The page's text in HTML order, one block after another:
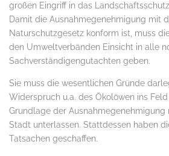
großen Eingriff in das
Damit die Ausnahmegenehmigung mit
Naturschutzgesetz konform ist, muss
den Umweltverbänden Einsicht in alle
Sachverständigengutachten geben.
Sie muss die wesentlichen Gründe
Widerspruch u.a. des Ökolöwen ins
Grundlage der Ausnahmegenehmigung
Stadt unterlassen. Stattdessen haben
Tatsachen geschaffen.